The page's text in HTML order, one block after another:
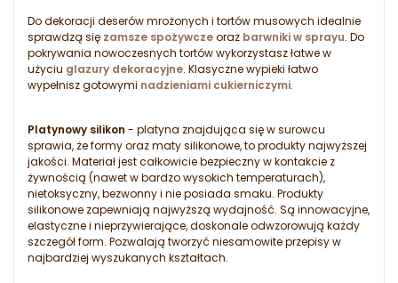
Do dekoracji deserów mrożonych i tortów musowych idealnie
sprawdzą się zamsze spożywczeoraz barwniki w sprayu. Do
pokrywania nowoczesnych tortów wykorzystasz łatwe w
użyciu glazury dekoracyjne. Klasyczne wypieki łatwo
wypełnisz gotowymi nadzieniami cukierniczymi.
Platynowy silikon - platyna znajdująca się w surowcu
sprawia, że formy oraz maty silikonowe, to produkty najwyższej
jakości. Materiał jest całkowicie bezpieczny w kontakcie z
żywnością (nawet w bardzo wysokich temperaturach),
nietoksyczny, bezwonny i nie posiada smaku. Produkty
silikonowe zapewniają najwyższą wydajność. Są innowacyjne,
elastyczne i nieprzywierające, doskonale odwzorowują każdy
szczegół form. Pozwalają tworzyć niesamowite przepisy w
najbardziej wyszukanych kształtach.